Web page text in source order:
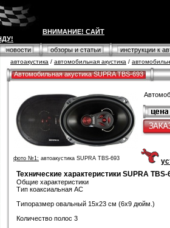
ВНИМАНИЕ! САЙТ
новости обзоры и статьи
инструкции к
автоакустика / автомобильная акустика /
Автомобильная акустика SUPRA TBS-693
фото №1: автоакустика SUPRA TBS-693
Технические характеристики SUPRA TBS-
Общие характеристики
Тип коаксиальная АС
Типоразмер овальный 15x23 см (6x9 дюйм.)
Количество полос 3